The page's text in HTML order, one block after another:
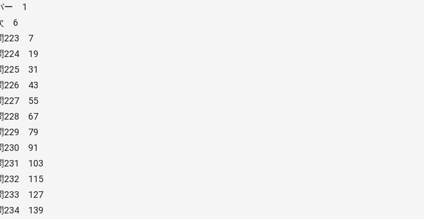
ー 1
6
223 7
224 19
225 31
226 43
227 55
228 67
229 79
230 91
231 103
232 115
233 127
234 139